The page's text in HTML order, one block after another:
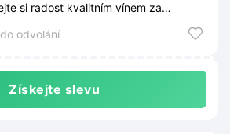
si radost kvalitním vínem za
odvolání
Získejte slevu